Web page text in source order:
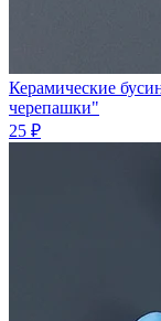
Керамические
черепашки"
25 ₽